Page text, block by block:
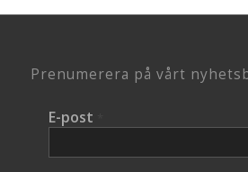
Prenumerera på vårt
E-post